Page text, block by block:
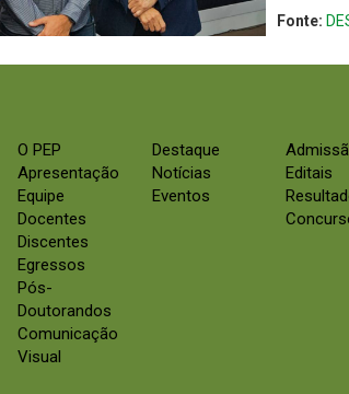
Fonte:
O PEP
Apresentação
Equipe
Docentes
Discentes
Egressos
Pós-
Doutorandos
Comunicação
Visual
Destaque
Notícias
Eventos
Editais